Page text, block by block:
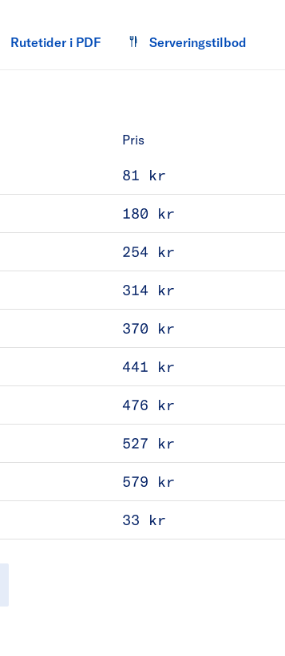
Rutetider i PDF Serveringstilbod
Pris
81 kr
180 kr
254 kr
314 kr
370 kr
441 kr
476 kr
527 kr
579 kr
33 kr